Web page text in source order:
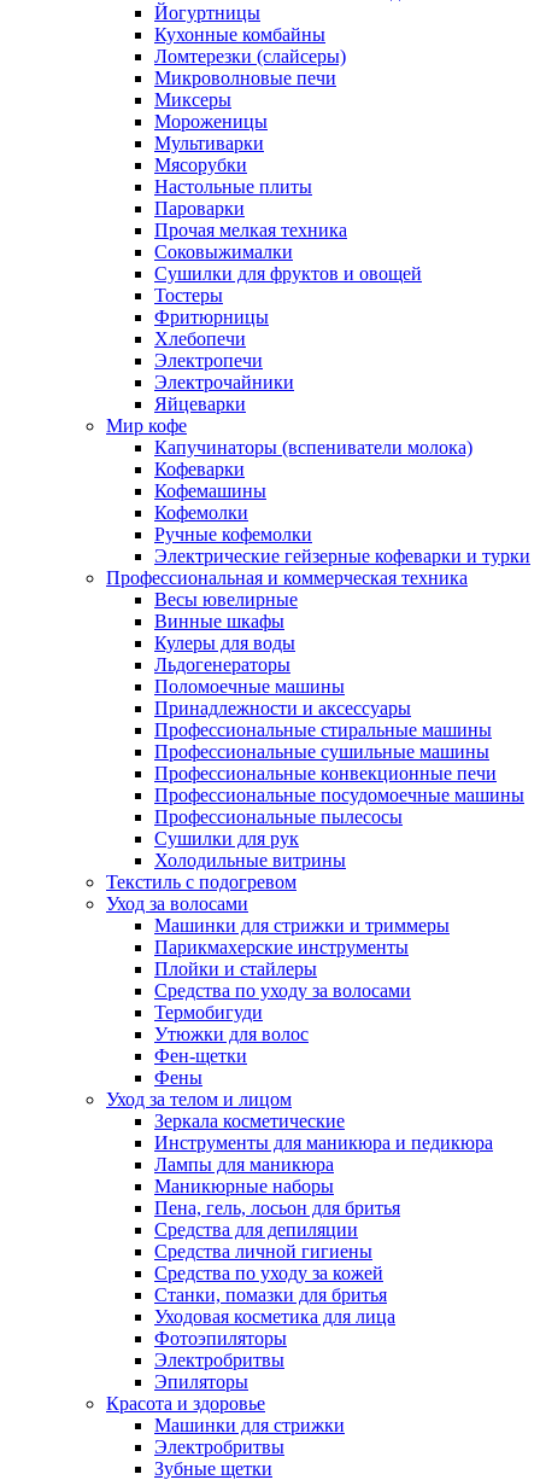
Йогуртницы
Кухонные комбайны
Ломтерезки (слайсеры)
Микроволновые печи
Миксеры
Мороженицы
Мультиварки
Мясорубки
Настольные плиты
Пароварки
Прочая мелкая техника
Соковыжималки
Сушилки для фруктов и овощей
Тостеры
Фритюрницы
Хлебопечи
Электропечи
Электрочайники
Яйцеварки
Мир кофе
Капучинаторы (вспениватели молока)
Кофеварки
Кофемашины
Кофемолки
Ручные кофемолки
Электрические гейзерные кофеварки и турки
Профессиональная и коммерческая техника
Весы ювелирные
Винные шкафы
Кулеры для воды
Льдогенераторы
Поломоечные машины
Принадлежности и аксессуары
Профессиональные стиральные машины
Профессиональные сушильные машины
Профессиональные конвекционные печи
Профессиональные посудомоечные машины
Профессиональные пылесосы
Сушилки для рук
Холодильные витрины
Текстиль с подогревом
Уход за волосами
Машинки для стрижки и триммеры
Парикмахерские инструменты
Плойки и стайлеры
Средства по уходу за волосами
Термобигуди
Утюжки для волос
Фен-щетки
Фены
Уход за телом и лицом
Зеркала косметические
Инструменты для маникюра и педикюра
Лампы для маникюра
Маникюрные наборы
Пена, гель, лосьон для бритья
Средства для депиляции
Средства личной гигиены
Средства по уходу за кожей
Станки, помазки для бритья
Уходовая косметика для лица
Фотоэпиляторы
Электробритвы
Эпиляторы
Красота и здоровье
Машинки для стрижки
Электробритвы
Зубные щетки